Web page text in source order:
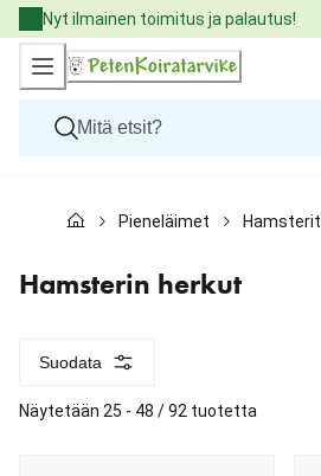
Skip
to
Content
Nyt ilmainen toimitus ja palautus!
Kissat
Eläinlääkäriruoat
Tuotemerkit
Palvelut
Pieneläimet Hamsterit
Hamsterin herkut
Suodata
Näytetään 25 - 48 / 92 tuotetta